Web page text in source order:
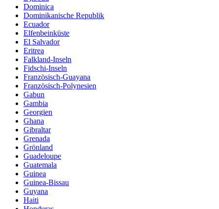
Dominica
Dominikanische Republik
Ecuador
Elfenbeinküste
El Salvador
Eritrea
Falkland-Inseln
Fidschi-Inseln
Französisch-Guayana
Französisch-Polynesien
Gabun
Gambia
Georgien
Ghana
Gibraltar
Grenada
Grönland
Guadeloupe
Guatemala
Guinea
Guinea-Bissau
Guyana
Haiti